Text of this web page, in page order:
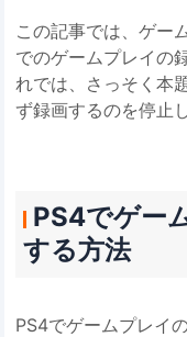
この記事では、ゲー
でのゲームプレイの
れでは、さっそく本
ず録画するのを停止
PS4でゲー
する方法
PS4でゲームプレイ